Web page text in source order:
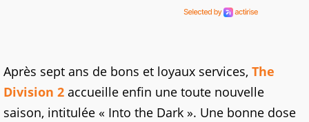
Après sept ans de bons et loyaux services, The
Division 2 accueille enfin une toute nouvelle
saison, intitulée « Into the Dark ». Une bonne dose